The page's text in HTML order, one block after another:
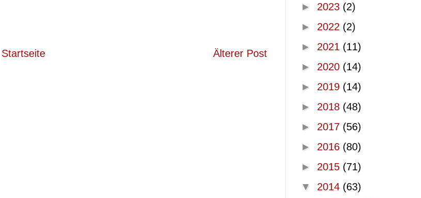
Älterer Post
Startseite
► 2023 (2)
► 2022 (2)
► 2021 (11)
► 2020 (14)
► 2019 (14)
► 2018 (48)
► 2017 (56)
► 2016 (80)
► 2015 (71)
▼ 2014 (63)